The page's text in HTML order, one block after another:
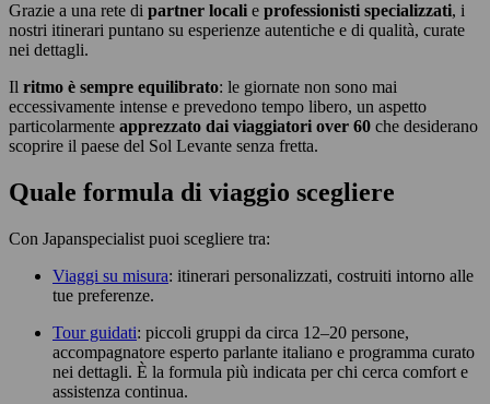
Grazie a una rete di partner locali e professionisti specializzati, i
nostri itinerari puntano su esperienze autentiche e di qualità, curate
nei dettagli.
Il ritmo è sempre equilibrato: le giornate non sono mai
eccessivamente intense e prevedono tempo libero, un aspetto
particolarmente apprezzato dai viaggiatori over 60 che desiderano
scoprire il paese del Sol Levante senza fretta.
Quale formula di viaggio scegliere
Con Japanspecialist puoi scegliere tra:
Viaggi su misura: itinerari personalizzati, costruiti intorno alle
tue preferenze.
Tour guidati: piccoli gruppi da circa 12–20 persone,
accompagnatore esperto parlante italiano e programma curato
nei dettagli. È la formula più indicata per chi cerca comfort e
assistenza continua.